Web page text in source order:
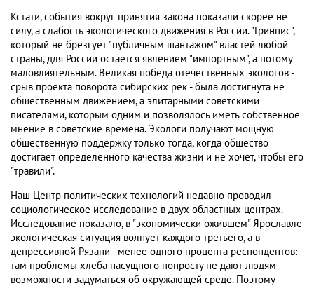
Кстати, события вокруг принятия закона показали скорее не
силу, а слабость экологического движения в России. "Гринпис",
который не брезгует "публичным шантажом" властей любой
страны, для России остается явлением "импортным", а потому
маловлиятельным. Великая победа отечественных экологов -
срыв проекта поворота сибирских рек - была достигнута не
общественным движением, а элитарными советскими
писателями, которым одним и позволялось иметь собственное
мнение в советские времена. Экологи получают мощную
общественную поддержку только тогда, когда общество
достигает определенного качества жизни и не хочет, чтобы его
"травили".
Наш Центр политических технологий недавно проводил
социологическое исследование в двух областных центрах.
Исследование показало, в "экономически ожившем" Ярославле
экологическая ситуация волнует каждого третьего, а в
депрессивной Рязани - менее одного процента респондентов:
там проблемы хлеба насущного попросту не дают людям
возможности задуматься об окружающей среде. Поэтому